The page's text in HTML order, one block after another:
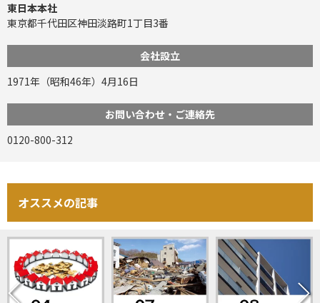
東日本本社
東京都千代田区神田淡路町1丁目3番
会社設立
1971年（昭和46年）4月16日
お問い合わせ・ご連絡先
0120-800-312
オススメの記事